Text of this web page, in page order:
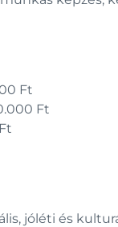
Ft
Ft
jóléti és